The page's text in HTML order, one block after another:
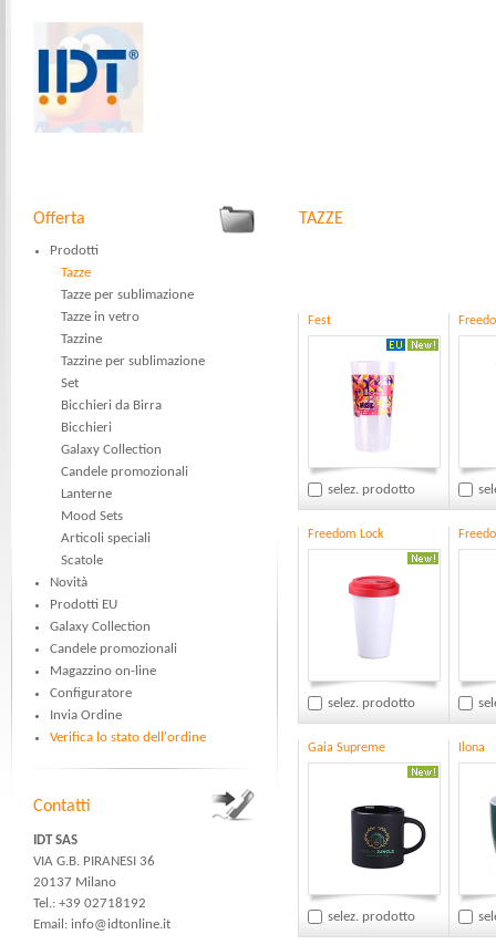
Offerta
Prodotti
Tazze
Tazze per sublimazione
Tazze in vetro
Tazzine
Tazzine per sublimazione
Set
Bicchieri da Birra
Bicchieri
Galaxy Collection
Candele promozionali
Lanterne
Mood Sets
Articoli speciali
Scatole
Novità
Prodotti EU
Galaxy Collection
Candele promozionali
Magazzino on-line
Configuratore
Invia Ordine
Verifica lo stato dell'ordine
Contatti
IDT SAS
VIA G.B. PIRANESI 36
20137 Milano
Tel.: +39 02718192
Email: info@idtonline.it
TAZZE
Fest
selez. prodotto
Freedom Lock
selez. prodotto
Gaia Supreme
selez. prodotto
Ilona